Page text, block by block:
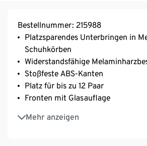
Bestellnummer: 215988
Platzsparendes Unterbringen in
Schuhkörben
Widerstandsfähige
Stoßfeste ABS-Kanten
Platz für bis zu 12 Paar
Fronten mit Glasauflage
Mehr anzeigen
Mit Kantengriffen aus
Türen mit Dämpfung zum